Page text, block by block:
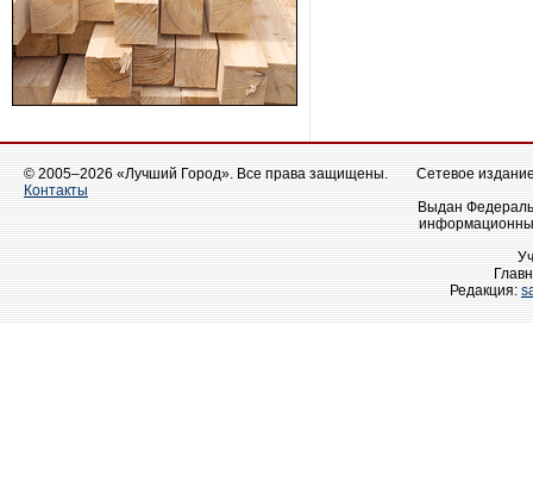
© 2005–2026 «Лучший Город». Все права защищены.
Контакты
Сетевое
Выдан
Редакция: